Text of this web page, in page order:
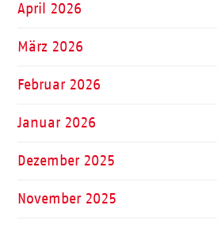
April 2026
März 2026
Februar 2026
Januar 2026
Dezember 2025
November 2025